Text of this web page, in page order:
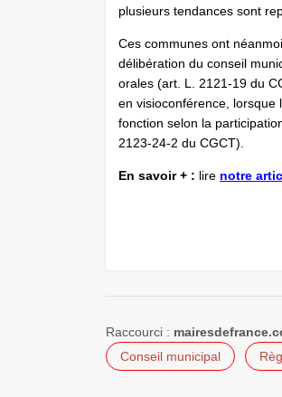
plusieurs tendances sont
Ces communes ont
délibération du conseil
orales (art. L. 2121-19 du
en visioconférence, lorsque
fonction selon la
2123-24-2 du CGCT).
En savoir + : lire notre
Raccourci :
Conseil municipal